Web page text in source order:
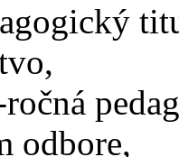
odbore,